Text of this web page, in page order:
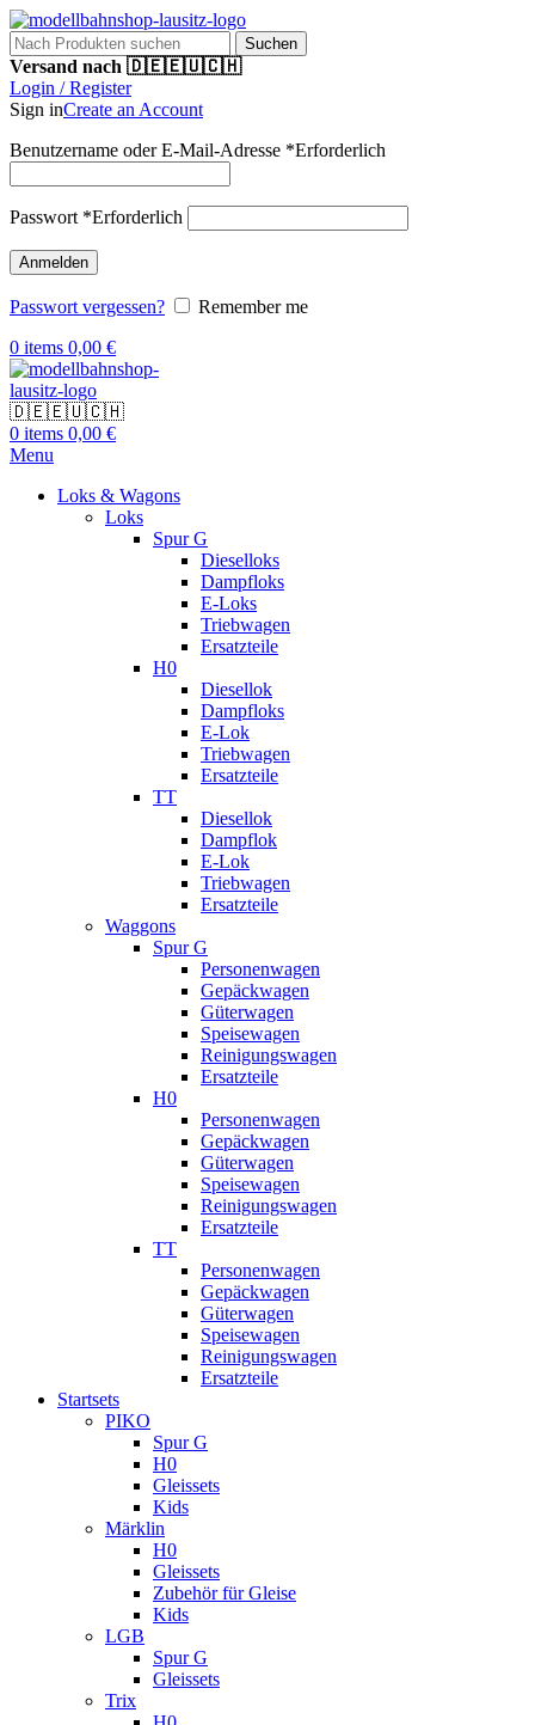
Suchen
Versand nach 🇩🇪🇪🇺🇨🇭
Login / Register
Sign inCreate an Account
Benutzername oder E-Mail-Adresse *Erforderlich
Passwort *Erforderlich
Anmelden
Passwort vergessen?
Remember me
0 items 0,00 €
🇩🇪🇪🇺🇨🇭
0 items 0,00 €
Menu
Loks & Wagons
Loks
Spur G
Dieselloks
Dampfloks
E-Loks
Triebwagen
Ersatzteile
H0
Diesellok
Dampfloks
E-Lok
Triebwagen
Ersatzteile
TT
Diesellok
Dampflok
E-Lok
Triebwagen
Ersatzteile
Waggons
Spur G
Personenwagen
Gepäckwagen
Güterwagen
Speisewagen
Reinigungswagen
Ersatzteile
H0
Personenwagen
Gepäckwagen
Güterwagen
Speisewagen
Reinigungswagen
Ersatzteile
TT
Personenwagen
Gepäckwagen
Güterwagen
Speisewagen
Reinigungswagen
Ersatzteile
Startsets
PIKO
Spur G
H0
Gleissets
Kids
Märklin
H0
Gleissets
Zubehör für Gleise
Kids
LGB
Spur G
Gleissets
Trix